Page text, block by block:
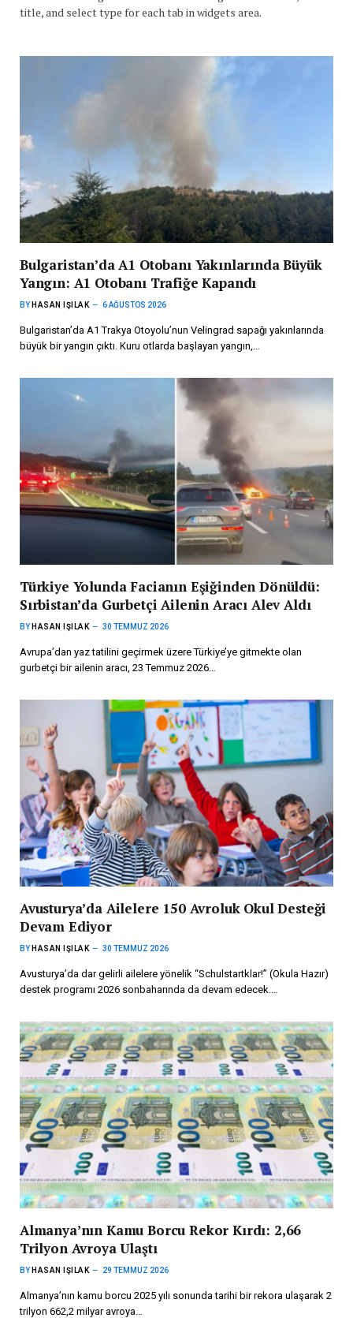
title, and select type for each tab in widgets area.
Bulgaristan’da A1 Otobanı Yakınlarında Büyük
Yangın: A1 Otobanı Trafiğe Kapandı
BY HASAN IŞILAK 6 AĞUSTOS 2026
Bulgaristan’da A1 Trakya Otoyolu’nun Velingrad sapağı yakınlarında
büyük bir yangın çıktı. Kuru otlarda başlayan yangın,…
Türkiye Yolunda Facianın Eşiğinden Dönüldü:
Sırbistan’da Gurbetçi Ailenin Aracı Alev Aldı
BY HASAN IŞILAK 30 TEMMUZ 2026
Avrupa’dan yaz tatilini geçirmek üzere Türkiye’ye gitmekte olan
gurbetçi bir ailenin aracı, 23 Temmuz 2026…
Avusturya’da Ailelere 150 Avroluk Okul Desteği
Devam Ediyor
BY HASAN IŞILAK 30 TEMMUZ 2026
Avusturya’da dar gelirli ailelere yönelik “Schulstartklar!” (Okula Hazır)
destek programı 2026 sonbaharında da devam edecek.…
Almanya’nın Kamu Borcu Rekor Kırdı: 2,66
Trilyon Avroya Ulaştı
BY HASAN IŞILAK 29 TEMMUZ 2026
Almanya’nın kamu borcu 2025 yılı sonunda tarihi bir rekora ulaşarak 2
trilyon 662,2 milyar avroya…